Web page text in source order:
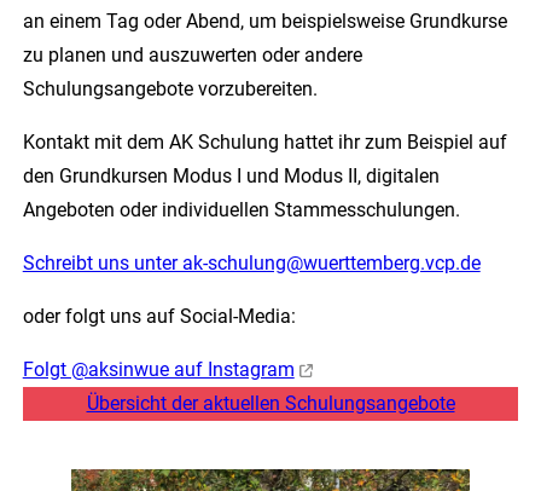
an einem Tag oder Abend, um beispielsweise Grundkurse
zu planen und auszuwerten oder andere
Schulungsangebote vorzubereiten.
Kontakt mit dem AK Schulung hattet ihr zum Beispiel auf
den Grundkursen Modus I und Modus II, digitalen
Angeboten oder individuellen Stammesschulungen.
Schreibt uns unter ak-schulung@wuerttemberg.vcp.de
oder folgt uns auf Social-Media:
Folgt @aksinwue auf Instagram
Übersicht der aktuellen Schulungsangebote